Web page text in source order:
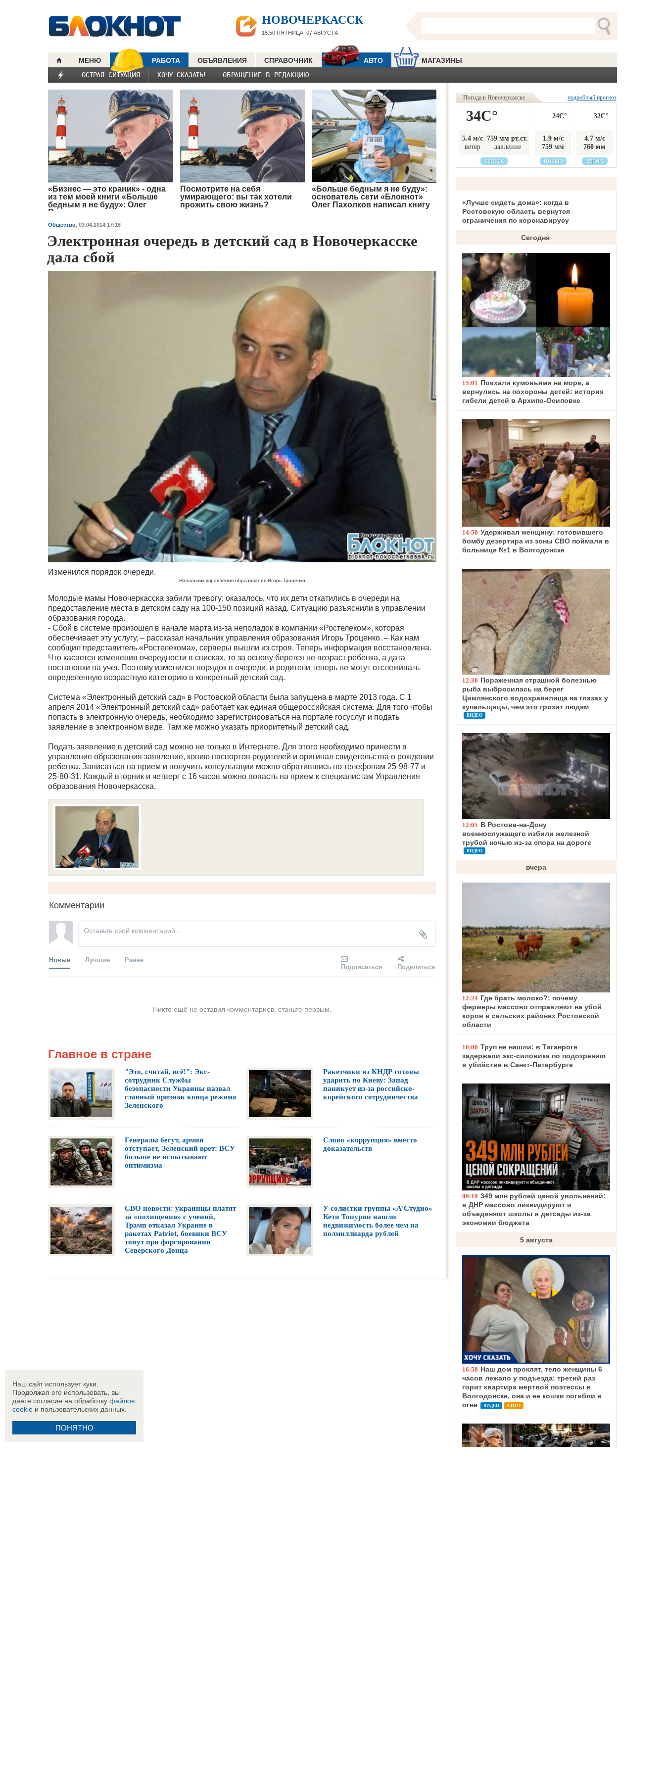
НОВОЧЕРКАССК
15:50ПЯТНИЦА, 07 АВГУСТА
МЕНЮ РАБОТА ОБЪЯВЛЕНИЯ СПРАВОЧНИК АВТО
МАГАЗИНЫ
ОСТРАЯ СИТУАЦИЯ
ХОЧУ СКАЗАТЬ! ОБРАЩЕНИЕ В РЕДАКЦИЮ
«Бизнес — это краник» - одна
из тем моей книги «Больше
бедным я не буду»: Олег
Пахолков
Посмотрите на себя
умирающего: вы так хотели
прожить свою жизнь?
«Больше бедным я не буду»:
основатель сети «Блокнот»
Олег Пахолков написал книгу
Общество 03.04.2014 17:16
Электронная очередь в детский сад в Новочеркасске
дала сбой
Изменился порядок очереди.
Начальник управления образования Игорь Троценко
Молодые мамы Новочеркасска забили тревогу: оказалось, что их дети откатились в очереди на
предоставление места в детском саду на 100-150 позиций назад. Ситуацию разъяснили в управлении
образования города.
- Сбой в системе произошел в начале марта из-за неполадок в компании «Ростелеком», которая
обеспечивает эту услугу, – рассказал начальник управления образования Игорь Троценко. – Как нам
сообщил представитель «Ростелекома», серверы вышли из строя. Теперь информация восстановлена.
Что касается изменения очередности в списках, то за основу берется не возраст ребенка, а дата
постановки на учет. Поэтому изменился порядок в очереди, и родители теперь не могут отслеживать
определенную возрастную категорию в конкретный детский сад.
Система «Электронный детский сад» в Ростовской области была запущена в марте 2013 года. С 1
апреля 2014 «Электронный детский сад» работает как единая общероссийская система. Для того чтобы
попасть в электронную очередь, необходимо зарегистрироваться на портале госуслуг и подать
заявление в электронном виде. Там же можно указать приоритетный детский сад.
Подать заявление в детский сад можно не только в Интернете. Для этого необходимо принести в
управление образования заявление, копию паспортов родителей и оригинал свидетельства о рождении
ребенка. Записаться на прием и получить консультации можно обратившись по телефонам 25-98-77 и
25-80-31. Каждый вторник и четверг с 16 часов можно попасть на прием к специалистам Управления
образования Новочеркасска.
Комментарии
Новые Лучшие Ранее
Подписаться Поделиться
Никто ещё не оставил комментариев, станьте первым.
Главное в стране
"Это, считай, всё!": Экс-
сотрудник Службы
безопасности Украины назвал
главный признак конца режима
Зеленского
Ракетчики из КНДР готовы
ударить по Киеву: Запад
паникует из-за российско-
корейского сотрудничества
Генералы бегут, армия
отступает, Зеленский врет: ВСУ
больше не испытывают
оптимизма
Слово «коррупция» вместо
доказательств
СВО новости: украинцы платят
за «похищения» с учений,
Трамп отказал Украине в
ракетах Patriot, боевики ВСУ
тонут при форсировании
Северского Донца
У солистки группы «А'Студио»
Кети Топурии нашли
недвижимость более чем на
полмиллиарда рублей
Погода в Новочеркасске подробный прогноз
34C°
5.4 м/с
ветер
759 мм рт.ст.
давление
сейчас
24C°
1.9 м/с
759 мм
ночью
32C°
4.7 м/с
760 мм
утром
«Лучше сидеть дома»: когда в
Ростовскую область вернутся
ограничения по коронавирусу
Сегодня
15:01 Поехали кумовьями на море, а
вернулись на похороны детей: история
гибели детей в Архипо-Осиповке
14:50 Удерживал женщину: готовившего
бомбу дезертира из зоны СВО поймали в
больнице №1 в Волгодонске
12:30 Пораженная страшной болезнью
рыба выбросилась на берег
Цимлянского водохранилища на глазах у
купальщицы, чем это грозит людям
ВИДЕО
12:05 В Ростове-на-Дону
военнослужащего избили железной
трубой ночью из-за спора на дороге
ВИДЕО
вчера
12:24 Где брать молоко?: почему
фермеры массово отправляют на убой
коров в сельских районах Ростовской
области
10:00 Труп не нашли: в Таганроге
задержали экс-силовика по подозрению
в убийстве в Санкт-Петербурге
09:19 349 млн рублей ценой увольнений:
в ДНР массово ликвидируют и
объединяют школы и детсады из-за
экономии бюджета
5 августа
16:58 Наш дом проклят, тело женщины 6
часов лежало у подъезда: третий раз
горит квартира мертвой поэтессы в
Волгодонске, она и ее кошки погибли в
огне
ВИДЕО ФОТО
Наш сайт использует куки.
Продолжая его использовать, вы
даете согласие на обработку файлов
cookie и пользовательских данных.
ПОНЯТНО